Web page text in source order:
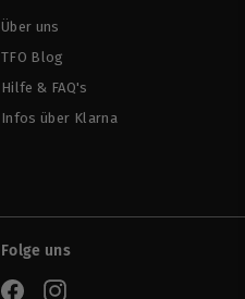
Über uns
TFO Blog
Hilfe & FAQ's
Infos über Klarna
Folge uns
FacebookInstagram